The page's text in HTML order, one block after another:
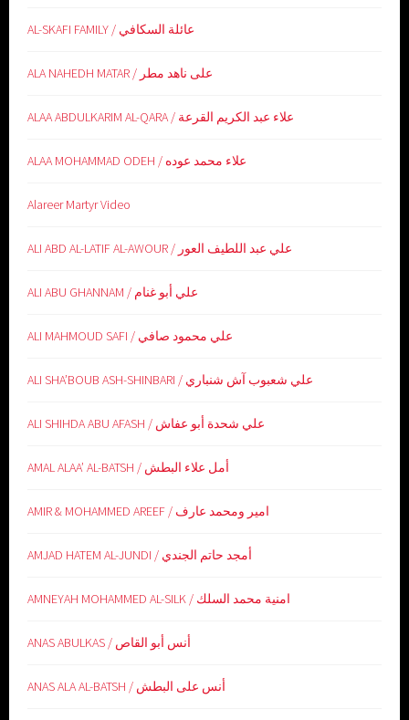
AL-SKAFI FAMILY / عائلة السكافي
ALA NAHEDH MATAR / على ناهد مطر
ALAA ABDULKARIM AL-QARA / علاء عبد الكريم القرعة
ALAA MOHAMMAD ODEH / علاء محمد عوده
Alareer Martyr Video
ALI ABD AL-LATIF AL-AWOUR / علي عبد اللطيف العور
ALI ABU GHANNAM / علي أبو غنام
ALI MAHMOUD SAFI / علي محمود صافي
ALI SHA’BOUB ASH-SHINBARI / علي شعبوب آش شنباري
ALI SHIHDA ABU AFASH / علي شحدة أبو عفاش
AMAL ALAA’ AL-BATSH / أمل علاء البطش
AMIR & MOHAMMED AREEF / امير ومحمد عارف
AMJAD HATEM AL-JUNDI / أمجد حاتم الجندي
AMNEYAH MOHAMMED AL-SILK / امنية محمد السلك
ANAS ABULKAS / أنس أبو القاص
ANAS ALA AL-BATSH / أنس على البطش